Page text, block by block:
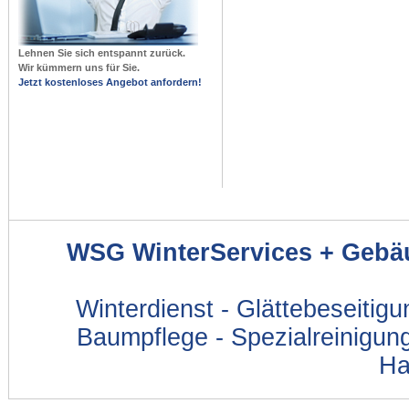
Lehnen Sie sich entspannt zurück.
Wir kümmern uns für Sie.
Jetzt kostenloses Angebot anfordern!
WSG WinterServices +
Winterdienst -
Baumpflege -